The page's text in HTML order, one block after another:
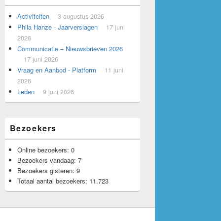
Voorbeeld voor adverteerders.
Activiteiten 3 augustus 2026
Phila Hanze - Jaarverslagen
17 juni
2026
Communicatie – Nieuwsbrieven 2026
17 juni 2026
Vraag en Aanbod - Platform
11 juni
2026
Leden 9 juni 2026
Bezoekers
Online bezoekers: 0
Bezoekers vandaag: 7
Bezoekers gisteren: 9
Totaal aantal bezoekers: 11.723